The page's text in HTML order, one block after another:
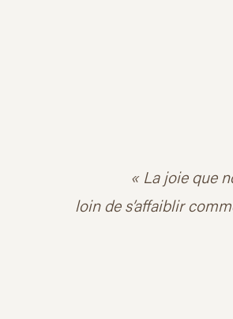
« La joie que
loin de s’affaiblir